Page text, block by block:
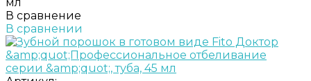
В сравнение
В сравнении